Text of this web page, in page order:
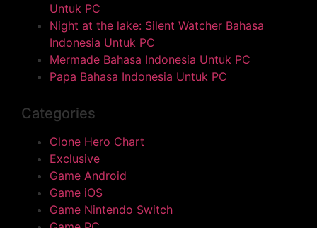
Untuk PC
Night at the lake: Silent Watcher Bahasa
Indonesia Untuk PC
Mermade Bahasa Indonesia Untuk PC
Papa Bahasa Indonesia Untuk PC
Categories
Clone Hero Chart
Exclusive
Game Android
Game iOS
Game Nintendo Switch